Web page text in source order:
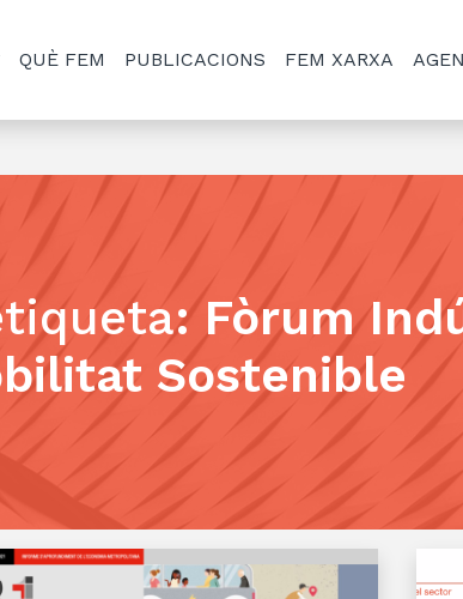
QUÈ FEM PUBLICACIONS FEM XARXA
: Fòrum
Sostenible